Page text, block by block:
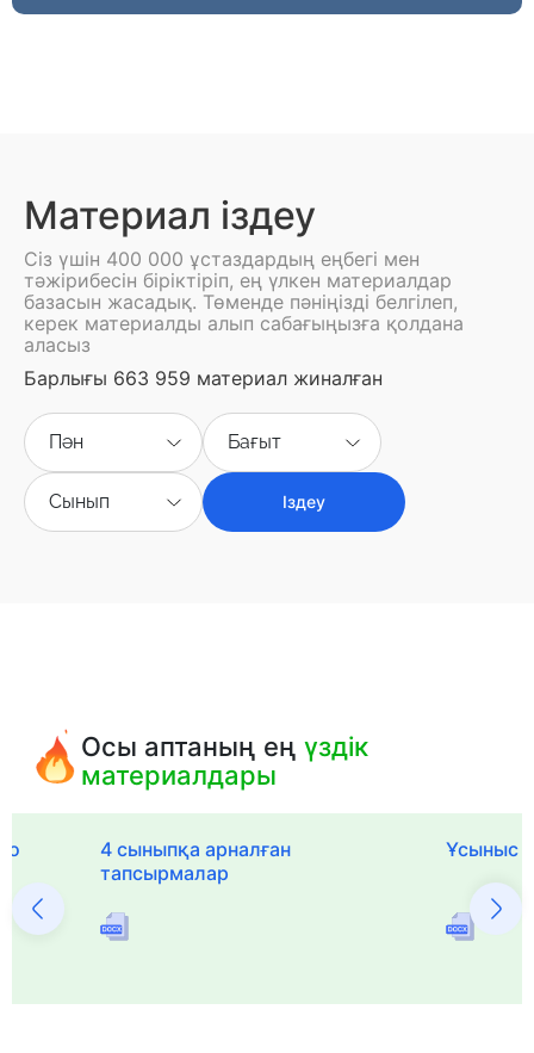
Материал іздеу
Сіз үшін 400 000 ұстаздардың еңбегі мен
тәжірибесін біріктіріп, ең үлкен материалдар
базасын жасадық. Төменде пәніңізді белгілеп,
керек материалды алып сабағыңызға қолдана
аласыз
Барлығы 663 959 материал жиналған
Пән Бағыт
Сынып Іздеу
Осы аптаның еңүздік
материалдары
4 сыныпқа арналған
тапсырмалар
Ұсыныс